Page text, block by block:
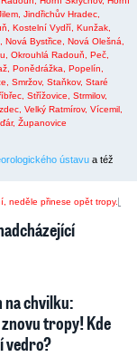
Jindřichův Hradec,
Kostelní Vydří, Kunžak,
Nová Bystřice, Nová Olešná,
Okrouhlá Radouň, Peč,
Ponědrážka, Popelín,
Smržov, Staňkov, Staré
Střížovice, Strmilov,
Velký Ratmírov, Vícemil,
Županovice
ústavu a též
2 1
na chvilku:
tropy! Kde
vedro?